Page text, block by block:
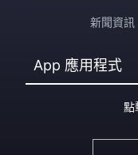
新聞資訊
App 應用程式
點